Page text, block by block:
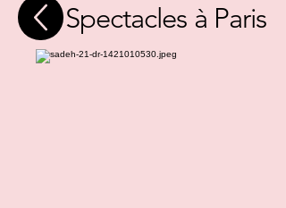
Spectacles à Paris